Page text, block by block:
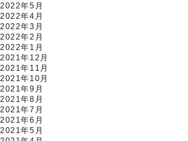
2022年5月
2022年4月
2022年3月
2022年2月
2022年1月
2021年12月
2021年11月
2021年10月
2021年9月
2021年8月
2021年7月
2021年6月
2021年5月